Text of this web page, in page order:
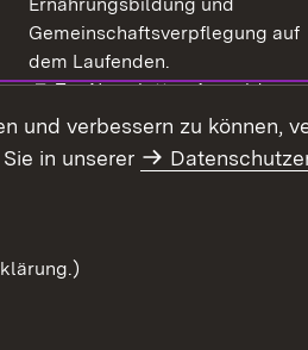
neuem Fenster)
Gemeinschaftsverpflegung auf
dem Laufenden.
Extern:
Zur Newsletter-Anmeldung
Newsletter-Archiv
und verbessern zu können,
in unserer